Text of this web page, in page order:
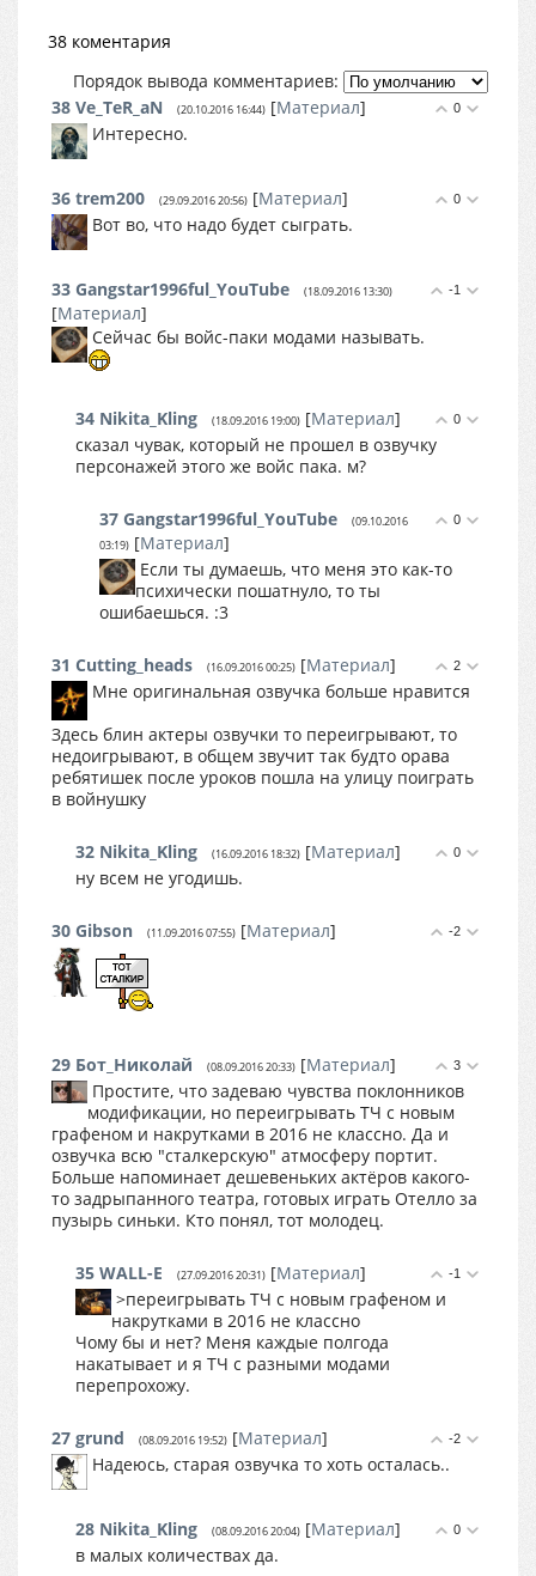
38 коментария
Порядок вывода комментариев:
0
38 Ve_TeR_aN (20.10.2016 16:44) [Материал]
Интересно.
0
36 trem200 (29.09.2016 20:56) [Материал]
Вот во, что надо будет сыграть.
-1
33 Gangstar1996ful_YouTube (18.09.2016 13:30)
[Материал]
Сейчас бы войс-паки модами называть.
0
34 Nikita_Kling (18.09.2016 19:00) [Материал]
сказал чувак, который не прошел в озвучку
персонажей этого же войс пака. м?
0
37 Gangstar1996ful_YouTube
(09.10.2016
03:19) [Материал]
Если ты думаешь, что меня это как-то
психически пошатнуло, то ты
ошибаешься. :3
2
31 Cutting_heads (16.09.2016 00:25) [Материал]
Мне оригинальная озвучка больше нравится
Здесь блин актеры озвучки то переигрывают, то
недоигрывают, в общем звучит так будто орава
ребятишек после уроков пошла на улицу поиграть
в войнушку
0
32 Nikita_Kling (16.09.2016 18:32) [Материал]
ну всем не угодишь.
-2
30 Gibson (11.09.2016 07:55) [Материал]
3
29 Бот_Николай (08.09.2016 20:33) [Материал]
Простите, что задеваю чувства поклонников
модификации, но переигрывать ТЧ с новым
графеном и накрутками в 2016 не классно. Да и
озвучка всю "сталкерскую" атмосферу портит.
Больше напоминает дешевеньких актёров какого-
то задрыпанного театра, готовых играть Отелло за
пузырь синьки. Кто понял, тот молодец.
-1
35 WALL-E (27.09.2016 20:31) [Материал]
>переигрывать ТЧ с новым графеном и
накрутками в 2016 не классно
Чому бы и нет? Меня каждые полгода
накатывает и я ТЧ с разными модами
перепрохожу.
-2
27 grund (08.09.2016 19:52) [Материал]
Надеюсь, старая озвучка то хоть осталась..
0
28 Nikita_Kling (08.09.2016 20:04) [Материал]
в малых количествах да.